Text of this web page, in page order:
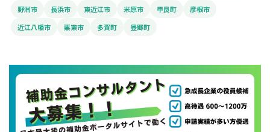
野洲市
長浜市 東近江市 米原市 甲良町
彦根市
近江八幡市
栗東市 多賀町 豊郷町